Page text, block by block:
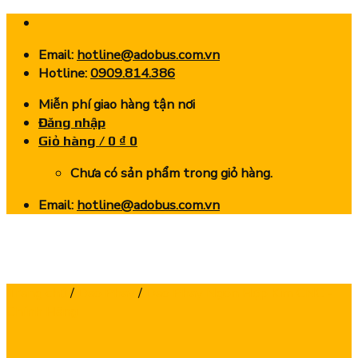
Skip
contentEmail: hotline@adobus.com.vn
Hotline:0909.814.386
Miễn phí giao hàng tận nơi
Đăng nhập
Giỏ hàng / 0 ₫ 0
Chưa có sản phẩm trong giỏ hàng.
Email: hotline@adobus.com.vn
/ /